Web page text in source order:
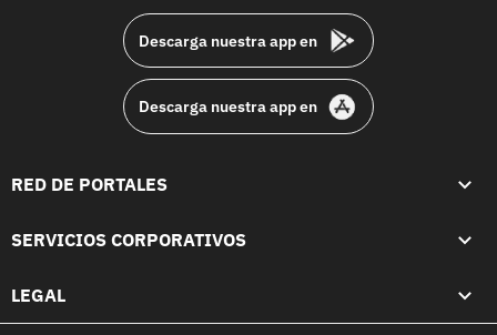
Descarga nuestra app en
Descarga nuestra app en
RED DE PORTALES
SERVICIOS CORPORATIVOS
LEGAL